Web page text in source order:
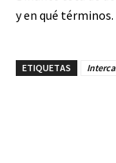
y en qué términos.
ETIQUETAS